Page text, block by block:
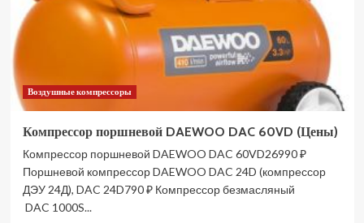
Воздушные компрессоры
Компрессор поршневой DAEWOO DAC 60VD (Цены)
Компрессор поршневой DAEWOO DAC 60VD26990 ₽
Поршневой компрессор DAEWOO DAC 24D (компрессор
ДЭУ 24Д), DAC 24D790 ₽ Компрессор безмасляный
DAC 1000S...